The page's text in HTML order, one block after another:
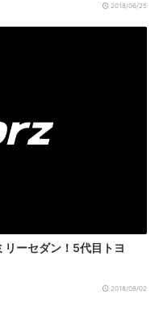
2018/06/25
ーセダン！5代目トヨ
2018/08/02